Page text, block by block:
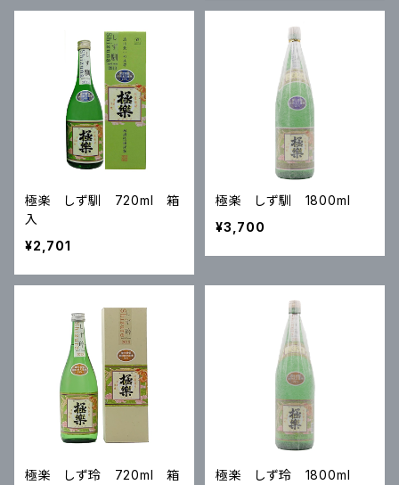
極楽 しず馴 720ml 箱
入
¥2,701
極楽 しず馴 1800ml
¥3,700
極楽 しず玲 720ml 箱
極楽 しず玲 1800ml